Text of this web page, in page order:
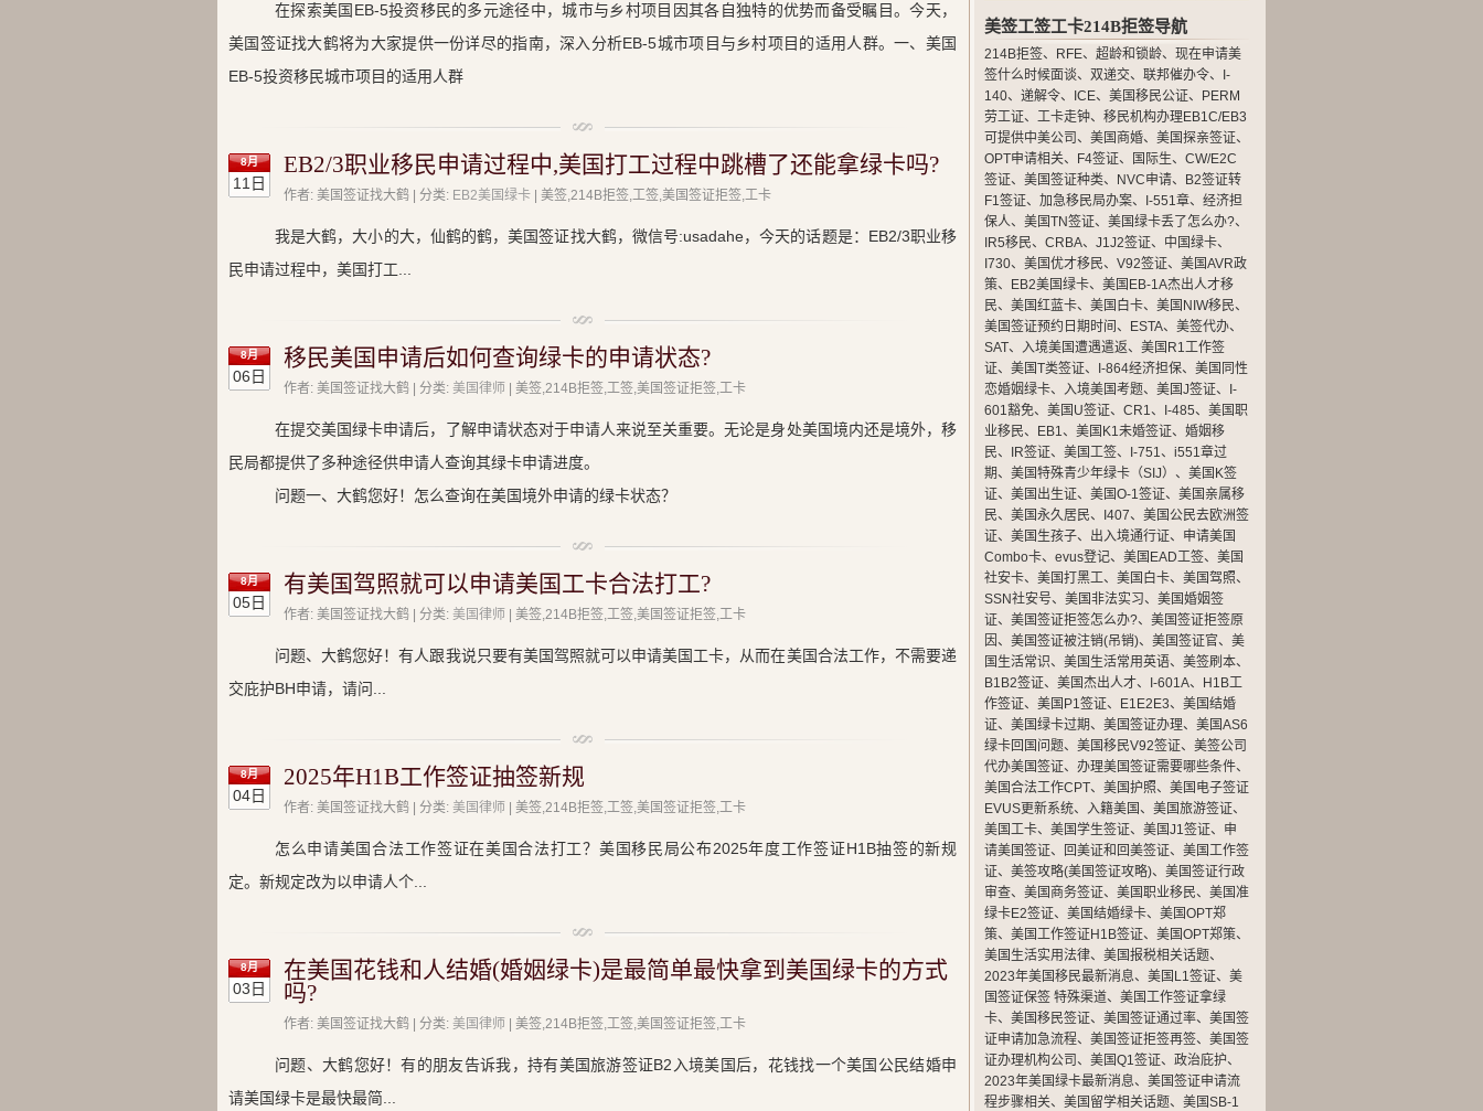
在探索美国EB-5投资移民的多元途径中，城市与乡村项目因其各自独特的优势而备受瞩目。今天，
美国签证找大鹤将为大家提供一份详尽的指南，深入分析EB-5城市项目与乡村项目的适用人群。一、美国
EB-5投资移民城市项目的适用人群
8月
11日
EB2/3职业移民申请过程中,美国打工过程中跳槽了还能拿绿卡吗?
作者: 美国签证找大鹤 | 分类: EB2美国绿卡 | 美签,214B拒签,工签,美国签证拒签,工卡
我是大鹤，大小的大，仙鹤的鹤，美国签证找大鹤，微信号:usadahe，今天的话题是：EB2/3职业移
民申请过程中，美国打工...
8月
06日
移民美国申请后如何查询绿卡的申请状态?
作者: 美国签证找大鹤 | 分类: 美国律师 | 美签,214B拒签,工签,美国签证拒签,工卡
在提交美国绿卡申请后，了解申请状态对于申请人来说至关重要。无论是身处美国境内还是境外，移
民局都提供了多种途径供申请人查询其绿卡申请进度。
问题一、大鹤您好！怎么查询在美国境外申请的绿卡状态？
8月
05日
有美国驾照就可以申请美国工卡合法打工?
作者: 美国签证找大鹤 | 分类: 美国律师 | 美签,214B拒签,工签,美国签证拒签,工卡
问题、大鹤您好！有人跟我说只要有美国驾照就可以申请美国工卡，从而在美国合法工作，不需要递
交庇护BH申请，请问...
8月
04日
2025年H1B工作签证抽签新规
作者: 美国签证找大鹤 | 分类: 美国律师 | 美签,214B拒签,工签,美国签证拒签,工卡
怎么申请美国合法工作签证在美国合法打工？美国移民局公布2025年度工作签证H1B抽签的新规
定。新规定改为以申请人个...
8月
03日
在美国花钱和人结婚(婚姻绿卡)是最简单最快拿到美国绿卡的方式
吗?
作者: 美国签证找大鹤 | 分类: 美国律师 | 美签,214B拒签,工签,美国签证拒签,工卡
问题、大鹤您好！有的朋友告诉我，持有美国旅游签证B2入境美国后，花钱找一个美国公民结婚申
请美国绿卡是最快最简...
美签工签工卡214B拒签导航
214B拒签、 RFE、 超龄和锁龄、 现在申请美
签什么时候面谈、 双递交、 联邦催办令、
I-
140、 递解令、 ICE、 美国移民公证、
PERM
劳工证、 工卡走钟、 移民机构办理EB1C/EB3
可提供中美公司 、 美国商婚、 美国探亲签证、
OPT申请相关、 F4签证、 国际生、 CW/E2C
签证、 美国签证种类、 NVC申请、
B2签证转
F1签证、 加急移民局办案、 I-551章、 经济担
保人、 美国TN签证、 美国绿卡丢了怎么办?、
IR5移民、 CRBA、 J1J2签证、 中国绿卡、
I730、 美国优才移民、 V92签证、 美国AVR政
策、 EB2美国绿卡、 美国EB-1A杰出人才移
民、 美国红蓝卡、 美国白卡、 美国NIW移民、
美国签证预约日期时间 、 ESTA、 美签代办、
SAT、 入境美国遭遇遣返、 美国R1工作签
证、 美国T类签证、 I-864经济担保、 美国同性
恋婚姻绿卡、 入境美国考题、 美国J签证、
I-
601豁免、 美国U签证、 CR1、 I-485、 美国职
业移民、 EB1、 美国K1未婚签证、 婚姻移
民、 IR签证、 美国工签、 I-751、 i551章过
期、 美国特殊青少年绿卡（SIJ） 、 美国K签
证、 美国出生证、 美国O-1签证、 美国亲属移
民、 美国永久居民、 I407、 美国公民去欧洲签
证、 美国生孩子、 出入境通行证、 申请美国
Combo卡、 evus登记、 美国EAD工签、 美国
社安卡、 美国打黑工、 美国白卡、 美国驾照、
SSN社安号、 美国非法实习、 美国婚姻签
证、 美国签证拒签怎么办?、 美国签证拒签原
因、 美国签证被注销(吊销)、 美国签证官、 美
国生活常识、 美国生活常用英语、 美签刷本、
B1B2签证、 美国杰出人才、 I-601A、
H1B工
作签证、 美国P1签证、 E1E2E3、 美国结婚
证、 美国绿卡过期、 美国签证办理、 美国AS6
绿卡回国问题、 美国移民V92签证、 美签公司
代办美国签证、 办理美国签证需要哪些条件、
美国合法工作CPT、 美国护照、 美国电子签证
EVUS更新系统、 入籍美国、 美国旅游签证、
美国工卡、 美国学生签证、 美国J1签证、 申
请美国签证、 回美证和回美签证、 美国工作签
证、 美签攻略(美国签证攻略)、 美国签证行政
审查、 美国商务签证、 美国职业移民、 美国准
绿卡E2签证、 美国结婚绿卡、 美国OPT郑
策、 美国工作签证H1B签证、 美国OPT郑策、
美国生活实用法律、 美国报税相关话题、
2023年美国移民最新消息、 美国L1签证、 美
国签证保签 特殊渠道、 美国工作签证拿绿
卡、 美国移民签证、 美国签证通过率、 美国签
证申请加急流程、 美国签证拒签再签、 美国签
证办理机构公司 、 美国Q1签证、 政治庇护、
2023年美国绿卡最新消息、 美国签证申请流
程步骤相关、 美国留学相关话题、 美国SB-1